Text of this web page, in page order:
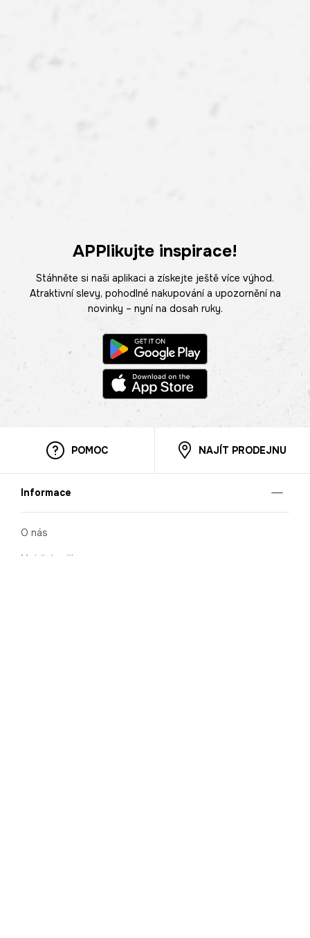
APPlikujte inspirace!
Stáhněte si naši aplikaci a získejte ještě více výhod.
Atraktivní slevy, pohodlné nakupování a upozornění na
novinky – nyní na dosah ruky.
POMOC NAJÍT PRODEJNU
Informace
O nás
Mobilní aplikace